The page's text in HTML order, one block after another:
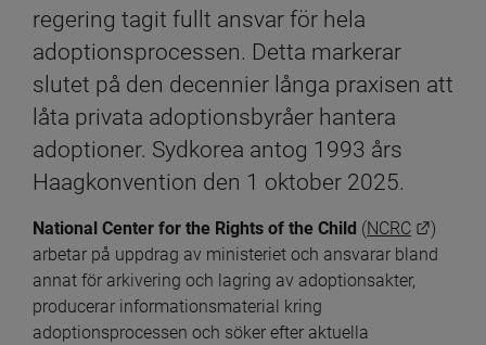
regering tagit fullt ansvar för hela
adoptionsprocessen. Detta markerar
slutet på den decennier långa praxisen att
låta privata adoptionsbyråer hantera
adoptioner. Sydkorea antog 1993 års
Haagkonvention den 1 oktober 2025.
National Center for the Rights of the Child (NCRC Länk
)
arbetar på uppdrag av ministeriet och ansvarar bland
annat för arkivering och lagring av adoptionsakter,
producerar informationsmaterial kring
adoptionsprocessen och söker efter aktuella